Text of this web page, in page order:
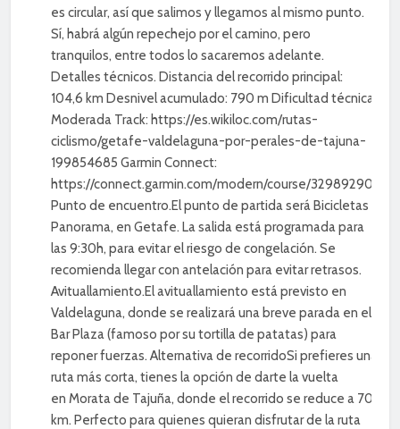
es circular, así que salimos y llegamos al mismo punto.
Sí, habrá algún repechejo por el camino, pero
tranquilos, entre todos lo sacaremos adelante.
Detalles técnicos. Distancia del recorrido principal:
104,6 km Desnivel acumulado: 790 m Dificultad técnica:
Moderada Track: https://es.wikiloc.com/rutas-
ciclismo/getafe-valdelaguna-por-perales-de-tajuna-
199854685 Garmin Connect:
https://connect.garmin.com/modern/course/329892901
Punto de encuentro.El punto de partida será Bicicletas
Panorama, en Getafe. La salida está programada para
las 9:30h, para evitar el riesgo de congelación. Se
recomienda llegar con antelación para evitar retrasos.
Avituallamiento.El avituallamiento está previsto en
Valdelaguna, donde se realizará una breve parada en el
Bar Plaza (famoso por su tortilla de patatas) para
reponer fuerzas. Alternativa de recorridoSi prefieres una
ruta más corta, tienes la opción de darte la vuelta
en Morata de Tajuña, donde el recorrido se reduce a 70
km. Perfecto para quienes quieran disfrutar de la ruta